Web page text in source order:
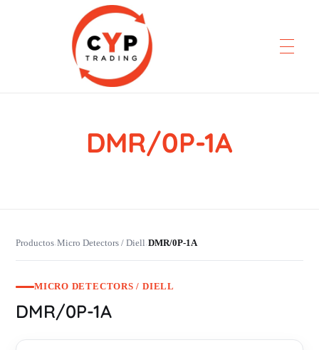
CYP Trading
DMR/0P-1A
Productos›Micro Detectors / Diell›DMR/0P-1A
MICRO DETECTORS / DIELL
DMR/0P-1A